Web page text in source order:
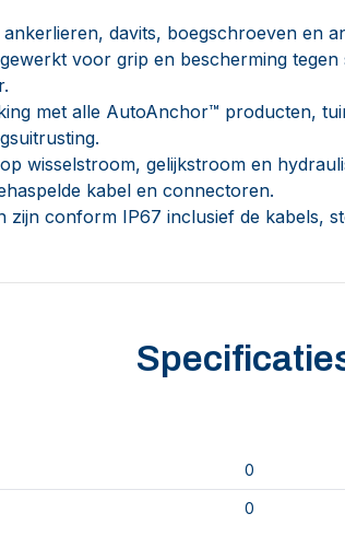
davits, boegschroeven en
voor grip en bescherming tegen
met alle AutoAnchor™ producten,
wisselstroom, gelijkstroom en
kabel en connectoren.
zijn conform IP67 inclusief de kabels,
0
0